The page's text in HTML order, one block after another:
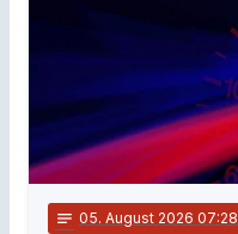
notes 05. August 2026 07:28